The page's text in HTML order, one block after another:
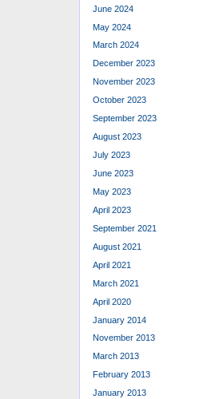
June 2024
May 2024
March 2024
December 2023
November 2023
October 2023
September 2023
August 2023
July 2023
June 2023
May 2023
April 2023
September 2021
August 2021
April 2021
March 2021
April 2020
January 2014
November 2013
March 2013
February 2013
January 2013